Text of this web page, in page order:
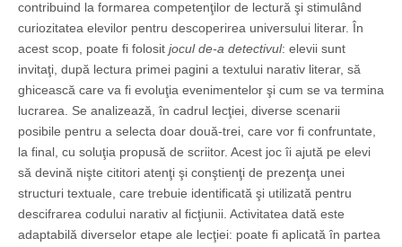
contribuind la formarea competenţilor de lectură şi stimulând
curiozitatea elevilor pentru descoperirea universului literar. În
acest scop, poate fi folosit jocul de-a detectivul: elevii sunt
invitaţi, după lectura primei pagini a textului narativ literar, să
ghicească care va fi evoluţia evenimentelor şi cum se va termina
lucrarea. Se analizează, în cadrul lecţiei, diverse scenarii
posibile pentru a selecta doar două-trei, care vor fi confruntate,
la final, cu soluţia propusă de scriitor. Acest joc îi ajută pe elevi
să devină nişte cititori atenţi şi conştienţi de prezenţa unei
structuri textuale, care trebuie identificată şi utilizată pentru
descifrarea codului narativ al ficţiunii. Activitatea dată este
adaptabilă diverselor etape ale lecţiei: poate fi aplicată în partea